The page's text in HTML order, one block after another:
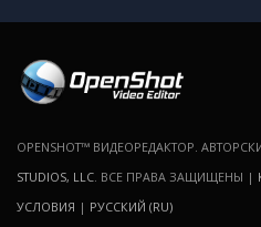
OPENSHOT™ ВИДЕОРЕДАКТОР.
STUDIOS, LLC . ВСЕ ПРАВА ЗАЩИЩЕНЫ |
УСЛОВИЯ | РУССКИЙ (RU)